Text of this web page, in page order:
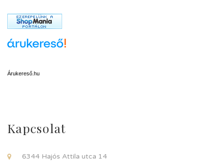
Árukereső.hu
Kapcsolat
6344 Hajós Attila utca 14